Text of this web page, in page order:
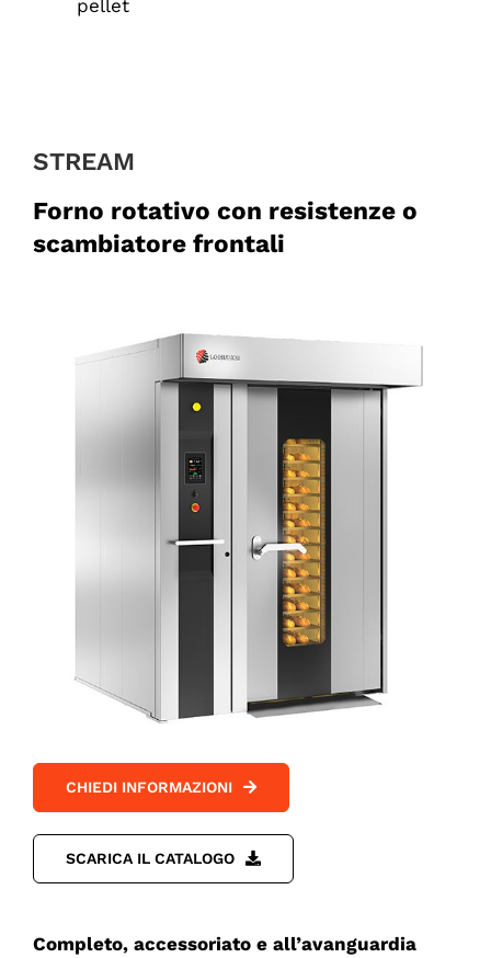
pellet
STREAM
Forno rotativo con resistenze o
scambiatore frontali
CHIEDI INFORMAZIONI
SCARICA IL CATALOGO
Completo, accessoriato e all’avanguardia